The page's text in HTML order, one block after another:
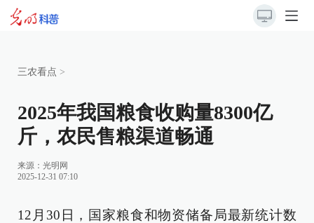
三农看点 >
2025年我国粮食收购量8300亿
斤，农民售粮渠道畅通
来源： 光明网
2025-12-31 07:10
12月30日，国家粮食和物资储备局最新统计数